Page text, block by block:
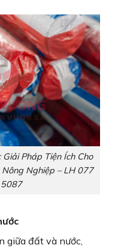
Pháp Tiện Ích Cho
Nghiệp – LH 077
giữa đất và nước,